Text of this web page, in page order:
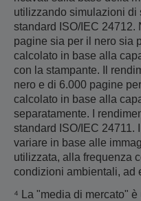
utilizzando simulazioni di
standard ISO/IEC 24712.
pagine sia per il nero sia
calcolato in base alla
con la stampante. Il
nero e di 6.000 pagine
calcolato in base alla
separatamente. I
standard ISO/IEC 24711.
variare in base alle
utilizzata, alla frequenza
condizioni ambientali, ad
⁴ La "media di mercato"